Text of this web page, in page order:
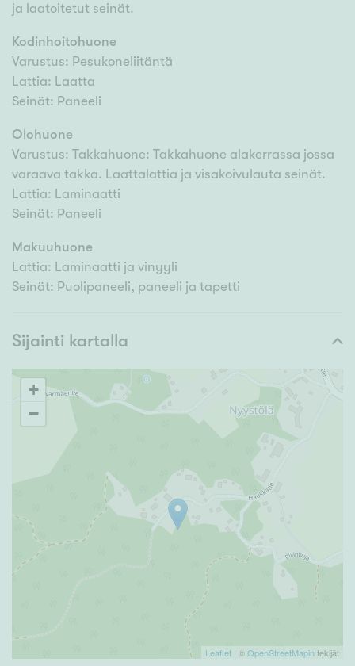
ja laatoitetut seinät.
Kodinhoitohuone
Varustus: Pesukoneliitäntä
Lattia: Laatta
Seinät: Paneeli
Olohuone
Varustus: Takkahuone: Takkahuone alakerrassa jossa
varaava takka. Laattalattia ja visakoivulauta seinät.
Lattia: Laminaatti
Seinät: Paneeli
Makuuhuone
Lattia: Laminaatti ja vinyyli
Seinät: Puolipaneeli, paneeli ja tapetti
Sijainti kartalla
+
−
Leaflet | ©OpenStreetMapintekijät